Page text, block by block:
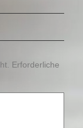
Erforderliche